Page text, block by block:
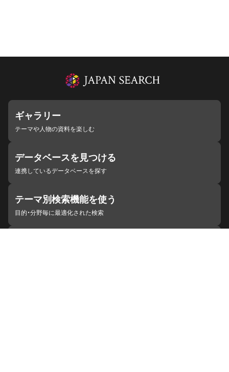
ギャラリー
テーマや人物の資料を楽しむ
データベースを見つける
連携しているデータベースを探す
テーマ別検索機能を使う
目的・分野毎に最適化された検索